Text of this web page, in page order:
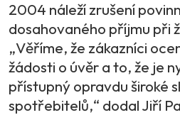
2004 náleží zrušení
dosahovaného příjmu při
„Věříme, že zákazníci
žádosti o úvěr a to, že je
přístupný opravdu široké
spotřebitelů,“ dodal Jiří